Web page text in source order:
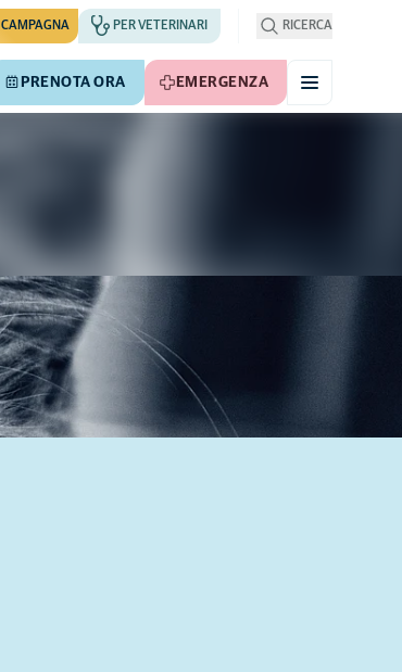
CAMPAGNA PER VETERINARI RICERCA
PRENOTA ORA EMERGENZA